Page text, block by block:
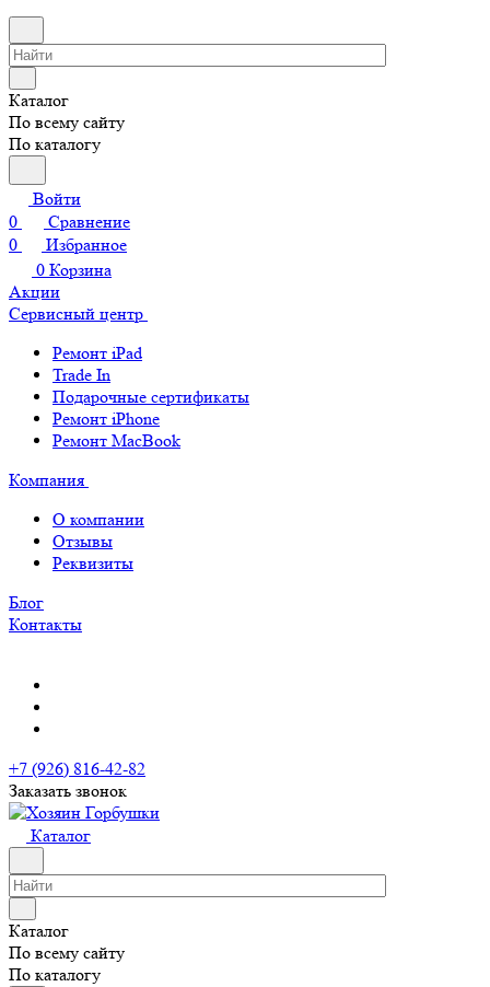
Каталог
По всему сайту
По каталогу
Войти
0
Сравнение
0
Избранное
0 Корзина
Акции
Сервисный центр
Ремонт iPad
Trade In
Подарочные сертификаты
Ремонт iPhone
Ремонт MacBook
Компания
О компании
Отзывы
Реквизиты
Блог
Контакты
+7 (926) 816-42-82
Заказать звонок
Каталог
Каталог
По всему сайту
По каталогу